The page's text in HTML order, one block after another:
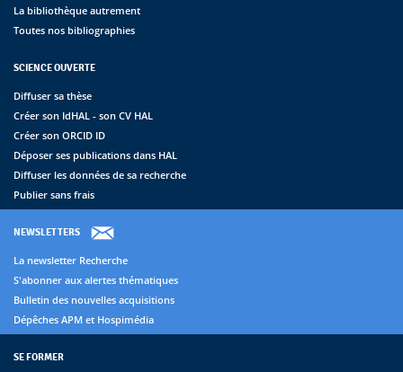
La bibliothèque autrement
Toutes nos bibliographies
SCIENCE OUVERTE
Diffuser sa thèse
Créer son IdHAL - son CV HAL
Créer son ORCID ID
Déposer ses publications dans HAL
Diffuser les données de sa recherche
Publier sans frais
NEWSLETTERS
La newsletter Recherche
S'abonner aux alertes thématiques
Bulletin des nouvelles acquisitions
Dépêches APM et Hospimédia
SE FORMER